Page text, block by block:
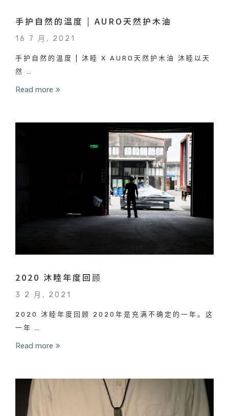
手护自然的温度 | AURO天然护木油
16 7 月, 2021
手护自然的温度 | 沐睦 X AURO天然护木油 沐睦以天
然 …
Read more
2020 沐睦年度回顾
3 2 月, 2021
2020 沐睦年度回顾 2020年是充满不确定的一年。这
一年 …
Read more